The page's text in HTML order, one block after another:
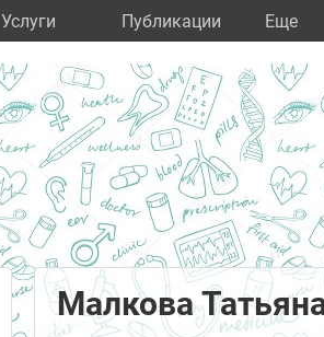
Услуги Публикации Eще
Малкова